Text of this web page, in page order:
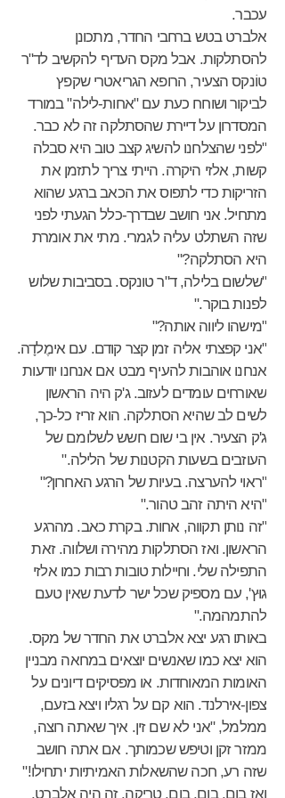
עכבר.
אלברט בטש ברחבי החדר, מתכונן
להסתלקות. אבל מקס העדיף להקשיב לד"ר
טוֹנקס הצעיר, הרופא הגריאטרי שקפץ
לביקור ושוחח כעת עם "אחות-לילה" במורד
המסדרון על דיירת שהסתלקה זה לא כבר.
"לפני שהצלחנו להשיג קצב טוב היא סבלה
קשות, אלזי היקרה. הייתי צריך לתזמן את
הזריקות כדי לתפוס את הכאב ברגע שהוא
מתחיל. אני חושב שבדרך-כלל הגעתי לפני
שזה השתלט עליה לגמרי. מתי את אומרת
היא הסתלקה?"
"שלשום בלילה, ד"ר טונקס. בסביבות שלוש
לפנות בוקר."
"מישהו ליווה אותה?"
"אני קפצתי אליה זמן קצר קודם. עם אימֶלדָה.
אנחנו אוהבות להעיף מבט אם אנחנו יודעות
שאורחים עומדים לעזוב. ג'ק היה הראשון
לשים לב שהיא הסתלקה. הוא זריז כל-כך,
ג'ק הצעיר. אין בי שום חשש לשלומם של
העוזבים בשעות הקטנות של הלילה."
"ראוי להערצה. בעיות של הרגע האחרון?"
"היא היתה זהב טהור."
"זה נותן תקווה, אחות. בקרת כאב. מהרגע
הראשון. ואז הסתלקות מהירה ושלווה. זאת
התפילה שלי. וחיילות טובות רבות כמו אלזי
גוּץ', עם מספיק שכל ישר לדעת שאין טעם
להתמהמה."
באותו רגע יצא אלברט את החדר של מקס.
הוא יצא כמו שאנשים יוצאים במחאה מבניין
האומות המאוחדות. או מפסיקים דיונים על
צפון-אירלנד. הוא קם על רגליו ויצא בזעם,
ממלמל, "אני לא שם זין. איך שאתה רוצה,
ממזר זקן וטיפש שכמותך. אם אתה חושב
שזה רע, חכה שהשאלות האמיתיות יתחילו!"
ואז בום, בום, בום, טריקה. זה היה אלברט,